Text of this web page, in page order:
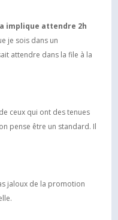
implique attendre 2h
je sois dans un
attendre dans la file à la
ceux qui ont des tenues
pense être un standard. Il
jaloux de la promotion